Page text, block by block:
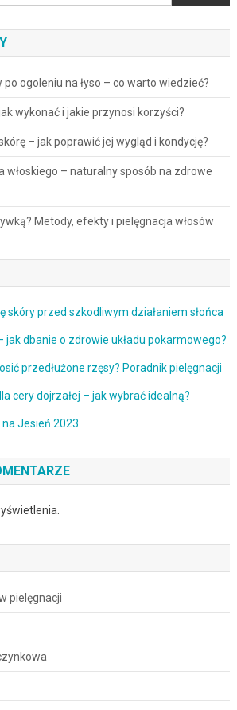
po ogoleniu na łyso – co warto wiedzieć?
wykonać i jakie przynosi korzyści?
– jak poprawić jej wygląd i kondycję?
włoskiego – naturalny sposób na zdrowe
Metody, efekty i pielęgnacja włosów
skóry przed szkodliwym działaniem słońca
jak dbanie o zdrowie układu pokarmowego?
przedłużone rzęsy? Poradnik pielęgnacji
cery dojrzałej – jak wybrać idealną?
Jesień 2023
pielęgnacji